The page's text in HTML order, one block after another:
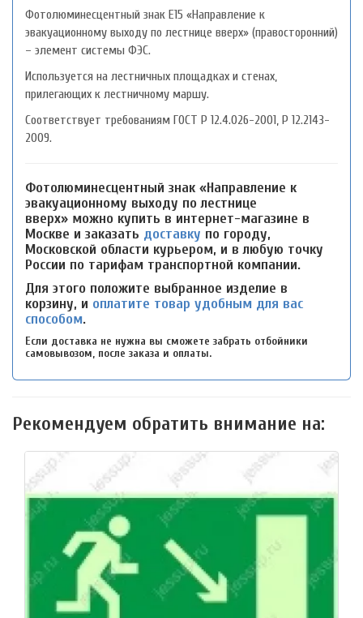
Фотолюминесцентный знак Е15 «Направление к
эвакуационному выходу по лестнице вверх» (правосторонний)
– элемент системы ФЭС.
Используется на лестничных площадках и стенах,
прилегающих к лестничному маршу.
Соответствует требованиям ГОСТ P 12.4.026-2001, P 12.2143-
2009.
Фотолюминесцентный знак «Направление к
эвакуационному выходу по лестнице
вверх» можно купить в интернет-магазине в
Москве и заказать доставку по городу,
Московской области курьером, и в любую точку
России по тарифам транспортной компании.
Для этого положите выбранное изделие в
корзину, и оплатите товар удобным для вас
способом.
Если доставка не нужна вы сможете забрать отбойники
самовывозом, после заказа и оплаты.
Рекомендуем обратить внимание на: